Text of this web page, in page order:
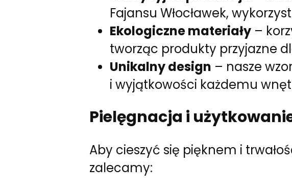
Fajansu Włocławek,
Ekologiczne materiały–
tworząc produkty przyjazne
Unikalny design – nasze
i wyjątkowości każdemu
Pielęgnacja i
Aby cieszyć się pięknem i
zalecamy: